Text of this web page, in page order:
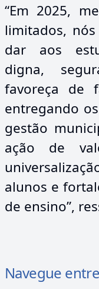
“Em 2025,
limitados,
dar aos
digna,
favoreça de
entregando
gestão
ação de
alunos e
de ensino”,
Navegue